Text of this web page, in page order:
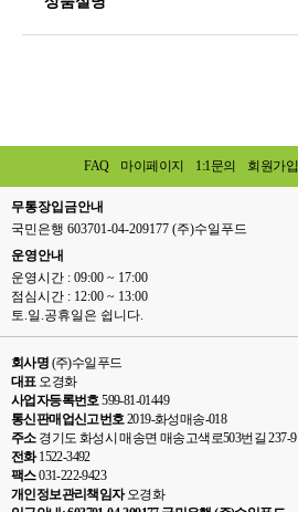
FAQ 마이페이지 1:1문의 회원가입
무통장입금안내
국민은행 603701-04-209177 (주)수일푸드
운영안내
운영시간 : 09:00 ~ 17:00
점심시간 : 12:00 ~ 13:00
토.일.공휴일은 쉽니다.
회사명 (주)수일푸드
대표오경화
사업자등록번호599-81-01449
통신판매업신고번호2019-화성매송-018
주소경기도 화성시 매송면 매송고색로503번길 237-9
전화1522-3492
팩스031-222-9423
개인정보관리책임자오경화